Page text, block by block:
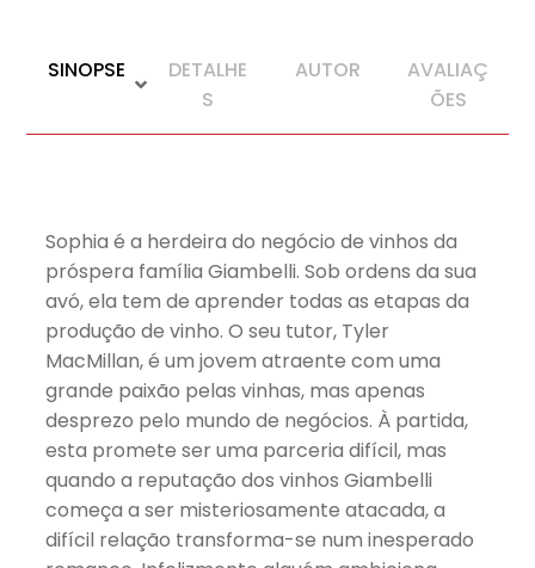
SINOPSE
DETALHE
S
AUTOR
AVALIAÇ
ÕES
Sophia é a herdeira do negócio de vinhos da
próspera família Giambelli. Sob ordens da sua
avó, ela tem de aprender todas as etapas da
produção de vinho. O seu tutor, Tyler
MacMillan, é um jovem atraente com uma
grande paixão pelas vinhas, mas apenas
desprezo pelo mundo de negócios. À partida,
esta promete ser uma parceria difícil, mas
quando a reputação dos vinhos Giambelli
começa a ser misteriosamente atacada, a
difícil relação transforma-se num inesperado